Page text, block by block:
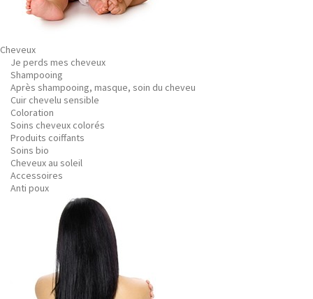
Cheveux
Je perds mes cheveux
Shampooing
Après shampooing, masque, soin du cheveu
Cuir chevelu sensible
Coloration
Soins cheveux colorés
Produits coiffants
Soins bio
Cheveux au soleil
Accessoires
Anti poux